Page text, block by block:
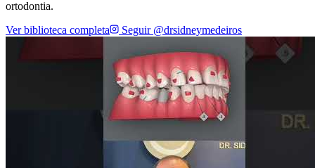
ortodontia.
Ver biblioteca completa
Seguir @drsidneymedeiros